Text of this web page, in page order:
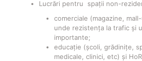
Lucrări pentru spații non-
comerciale (magazine,
unde rezistența la trafic și
importante;
educație (școli, grădinițe,
medicale, clinici, etc) și